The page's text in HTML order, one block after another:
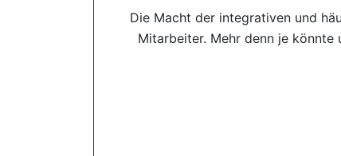
Die Macht der integrativen und
Mitarbeiter. Mehr denn je könnte